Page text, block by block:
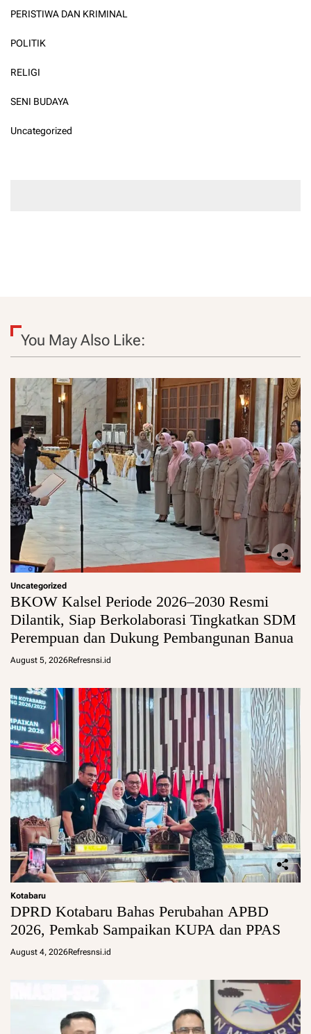
PERISTIWA DAN KRIMINAL
POLITIK
RELIGI
SENI BUDAYA
Uncategorized
You May Also Like:
Uncategorized
BKOW Kalsel Periode 2026–2030 Resmi
Dilantik, Siap Berkolaborasi Tingkatkan SDM
Perempuan dan Dukung Pembangunan Banua
August 5, 2026Refresnsi.id
Kotabaru
DPRD Kotabaru Bahas Perubahan APBD
2026, Pemkab Sampaikan KUPA dan PPAS
August 4, 2026Refresnsi.id